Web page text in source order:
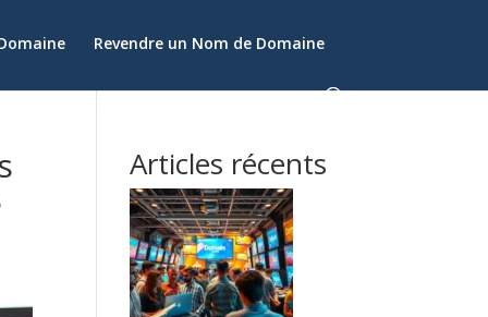
Revendre un Nom de Domaine
Articles récents